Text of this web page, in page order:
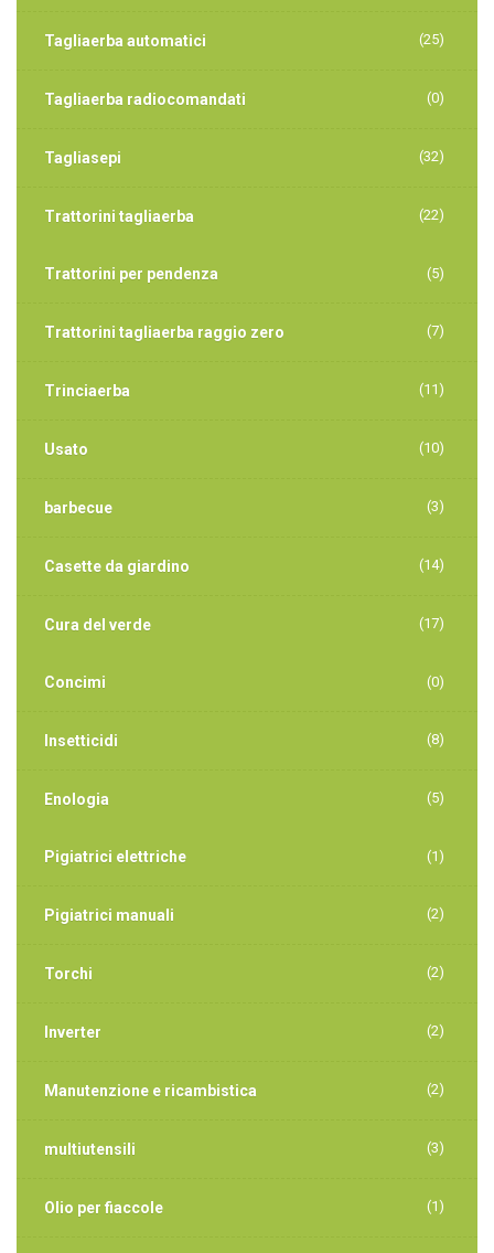
Tagliaerba automatici (25)
Tagliaerba radiocomandati (0)
Tagliasepi (32)
Trattorini tagliaerba (22)
Trattorini per pendenza (5)
Trattorini tagliaerba raggio zero (7)
Trinciaerba (11)
Usato (10)
barbecue (3)
Casette da giardino (14)
Cura del verde (17)
Concimi (0)
Insetticidi (8)
Enologia (5)
Pigiatrici elettriche (1)
Pigiatrici manuali (2)
Torchi (2)
Inverter (2)
Manutenzione e ricambistica (2)
multiutensili (3)
Olio per fiaccole (1)